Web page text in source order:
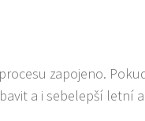
zapojeno.
a i sebelepší letní